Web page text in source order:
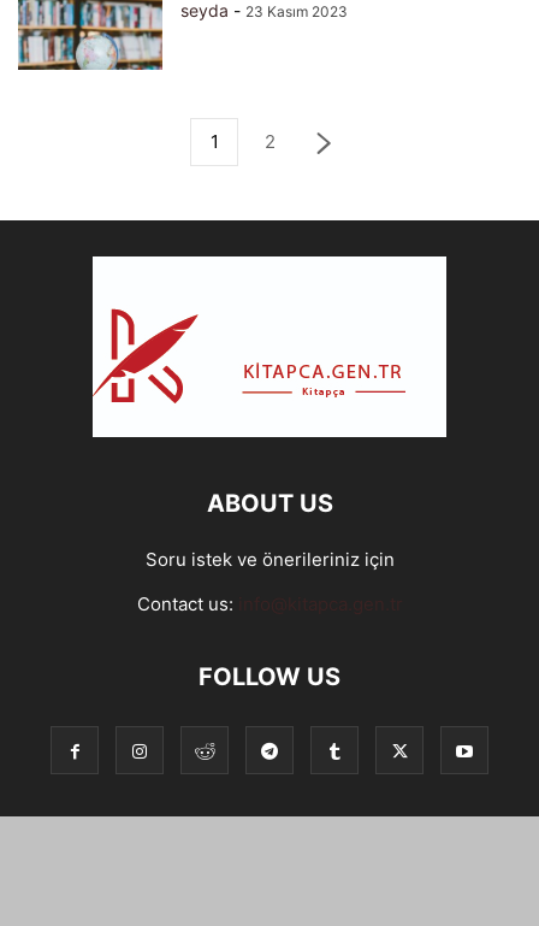
seyda - 23 Kasım 2023
1 2
ABOUT US
Soru istek ve önerileriniz için
Contact us:
info@kitapca.gen.tr
FOLLOW US